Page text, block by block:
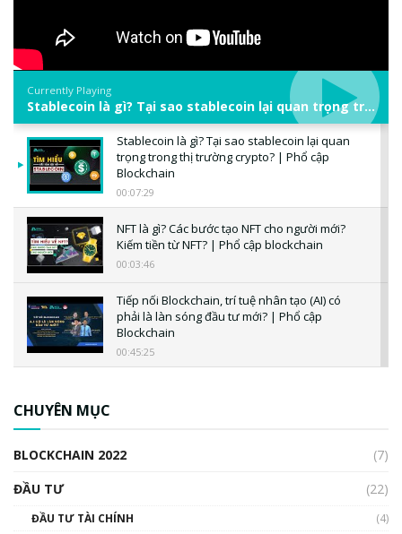
Currently Playing
Stablecoin là gì? Tại sao stablecoin lại quan trọng trong thị trường crypto? | Phổ cập Blockchain
Stablecoin là gì? Tại sao stablecoin lại quan
trọng trong thị trường crypto? | Phổ cập
Blockchain
00:07:29
NFT là gì? Các bước tạo NFT cho người mới?
Kiếm tiền từ NFT? | Phổ cập blockchain
00:03:46
Tiếp nối Blockchain, trí tuệ nhân tạo (AI) có
phải là làn sóng đầu tư mới? | Phổ cập
Blockchain
00:45:25
00:02:14
CHUYÊN MỤC
BLOCKCHAIN 2022
(7)
ĐẦU TƯ
(22)
ĐẦU TƯ TÀI CHÍNH
(4)